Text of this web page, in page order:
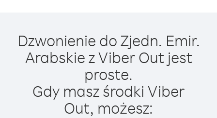
Dzwonienie do Zjedn. Emir.
Arabskie z Viber Out jest
proste.
Gdy masz środki Viber
Out, możesz: